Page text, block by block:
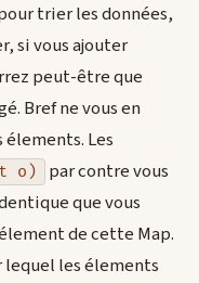
trier les données,
si vous ajouter
peut-être que
Bref ne vous en
Les
o)
par contre vous
que vous
de cette Map.
lequel les élements